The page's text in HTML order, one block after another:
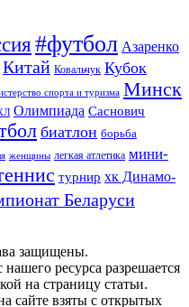
#футбол Азаренко
Китай Ковальчук Кубок
спорта и туризма Минск
Олимпиада Саснович
биатлон борьба
женщины легкая атлетика мини-
турнир хк Динамо-
Беларуси
защищены.
ресурса разрешается
на страницу статьи.
сайте взяты с открытых